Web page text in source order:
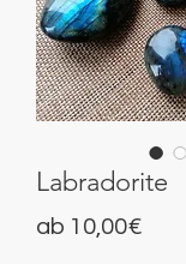
Labradorite
ab 10,00€Sale-